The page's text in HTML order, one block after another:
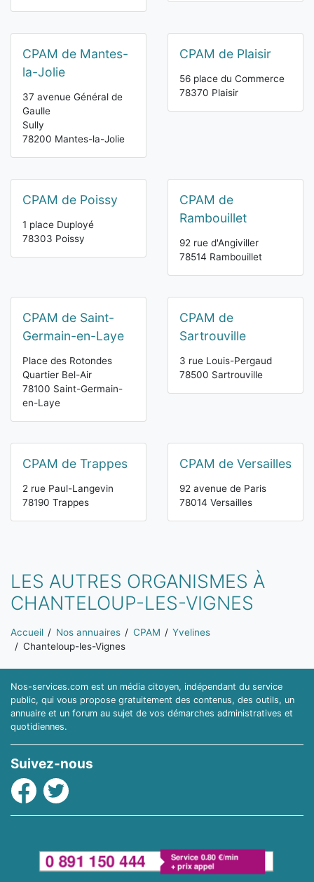
CPAM de Mantes-
la-Jolie
37 avenue Général de
Gaulle
Sully
78200 Mantes-la-Jolie
CPAM de Plaisir
56 place du Commerce
78370 Plaisir
CPAM de Poissy
1 place Duployé
78303 Poissy
CPAM de
Rambouillet
92 rue d'Angiviller
78514 Rambouillet
CPAM de Saint-
Germain-en-Laye
Place des Rotondes
Quartier Bel-Air
78100 Saint-Germain-
en-Laye
CPAM de
Sartrouville
3 rue Louis-Pergaud
78500 Sartrouville
CPAM de Trappes
2 rue Paul-Langevin
78190 Trappes
CPAM de Versailles
92 avenue de Paris
78014 Versailles
LES AUTRES ORGANISMES À
CHANTELOUP-LES-VIGNES
Vous êtes ici:
Accueil Nos annuaires CPAM
Yvelines
Chanteloup-les-Vignes
Nos-services.com est un média citoyen, indépendant du service
public, qui vous propose gratuitement des contenus, des outils, un
annuaire et un forum au sujet de vos démarches administratives et
quotidiennes.
Suivez-nous
Facebook
Twitter